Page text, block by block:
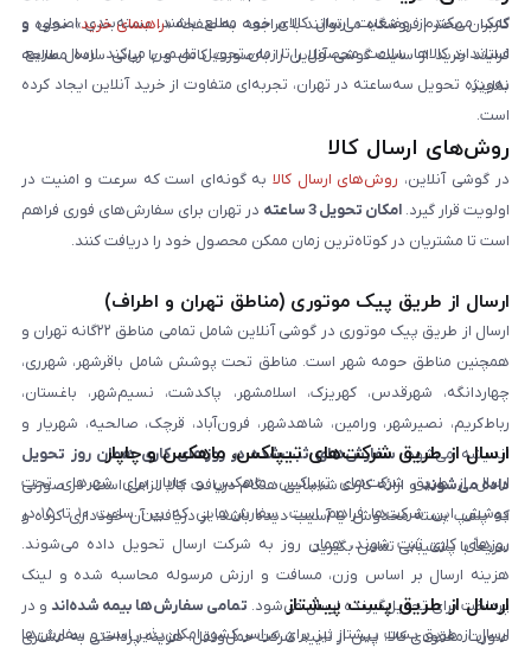
کمک می‌کند از وضعیت ارسال کالای خود مطلع باشند. بسته‌بندی اصولی و
استاندارد کالاها، سلامت محصول را تا زمان تحویل تضمین می‌کند. ارسال سریع،
به‌ویژه تحویل سه‌ساعته در تهران، تجربه‌ای متفاوت از خرید آنلاین ایجاد کرده
است.
کاربران محترم فروشگاه می‌توانند با مراجعه به صفحه «راهنمای خرید»، نحوه و
فرایند خرید از سایت گوشی آنلاین را به‌صورت کامل و با زبانی ساده مطالعه
نمایند.
روش‌های ارسال کالا
در گوشی آنلاین، روش‌های ارسال کالا به گونه‌ای است که سرعت و امنیت در
اولویت قرار گیرد. امکان تحویل 3 ساعته
در تهران برای سفارش‌های فوری فراهم
است تا مشتریان در کوتاه‌ترین زمان ممکن محصول خود را دریافت کنند.
ارسال از طریق پیک موتوری (مناطق تهران و اطراف)
ارسال از طریق پیک موتوری در گوشی آنلاین شامل تمامی مناطق ۲۲گانه تهران و
همچنین مناطق حومه شهر است. مناطق تحت پوشش شامل باقرشهر، شهرری،
چهاردانگه، شهرقدس، کهریزک، اسلامشهر، پاکدشت، نسیم‌شهر، باغستان،
رباط‌کریم، نصیرشهر، ورامین، شاهدشهر، فرون‌آباد، قرچک، صالحیه، شهریار و
اندیشه می‌شود. سفارش‌های ثبت‌شده در روزهای کاری همان روز تحویل
داده می‌شوندو ارائه کارت شناسایی هنگام دریافت کالا الزامی است. در صورتی
که پلمپ بسته مخدوش یا آسیب دیده باشد، از دریافت آن خودداری کرده و
سریعاً با پشتیبانی تماس بگیرید.
ارسال از طریق شرکت‌های تیپاکس، ماهکس و چاپار
ارسال از طریق شرکت‌های تیپاکس، ماهکس و چاپار برای شهرهای تحت
پوشش این شرکت‌ها فراهم است. سفارش‌هایی که بین ساعت ۱۰ تا ۱۵ در
روزهای کاری ثبت شوند، همان روز به شرکت ارسال تحویل داده می‌شوند.
هزینه ارسال بر اساس وزن، مسافت و ارزش مرسوله محاسبه شده و لینک
پرداخت برای تحویل‌گیرنده ارسال می‌شود. تمامی سفارش‌ها بیمه شده‌اند و در
صورت مفقودی کالا، پس از تایید شرکت حمل‌ونقل، هزینه پرداختی به مشتری
ارسال از طریق پست پیشتاز
ارسال از طریق پست پیشتاز نیز برای سراسر کشور امکان‌پذیر است و سفارش‌ها